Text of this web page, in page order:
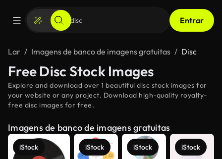
Entrar
Lar Imagens de banco de imagens gratuitas Disc
Free Disc Stock Images
Explore and download over 1 beautiful disc stock images for
your website or any project. Download high-quality royalty-
free disc images for free.
Imagens de banco de imagens gratuitas
iStock iStock iStock iStock